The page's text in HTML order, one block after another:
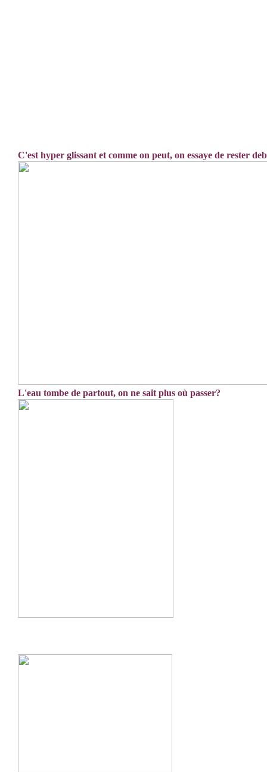
C'est hyper glissant et comme on peut, on essaye de rester
L'eau tombe de partout, on ne sait plus où passer?